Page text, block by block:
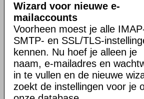
Wizard voor nieuwe e-
mailaccounts
Voorheen moest je alle
SMTP- en SSL/TLS-
kennen. Nu hoef je alleen je
naam, e-mailadres en
in te vullen en de nieuwe
zoekt de instellingen voor je